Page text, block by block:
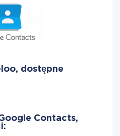
dostępne
Contacts,